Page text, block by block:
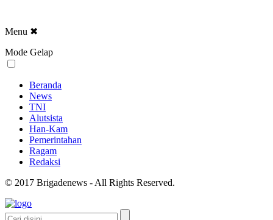
Menu ✖
Mode Gelap
Beranda
News
TNI
Alutsista
Han-Kam
Pemerintahan
Ragam
Redaksi
© 2017 Brigadenews - All Rights Reserved.